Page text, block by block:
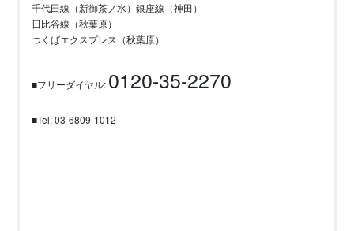
千代田線（新御茶ノ水）銀座線（神田）
日比谷線（秋葉原）
つくばエクスプレス（秋葉原）
■フリーダイヤル: 0120-35-2270
■Tel: 03-6809-1012